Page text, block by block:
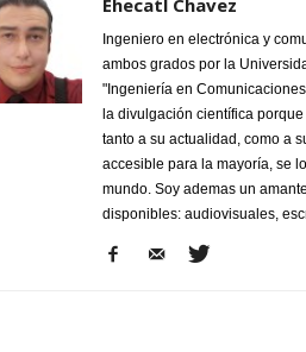
Ehecatl Chavez
Ingeniero en electrónica y
ambos grados por la
"Ingeniería en
la divulgación científica
tanto a su actualidad, como a
accesible para la mayoría, se
mundo. Soy ademas un
disponibles: audiovisuales,